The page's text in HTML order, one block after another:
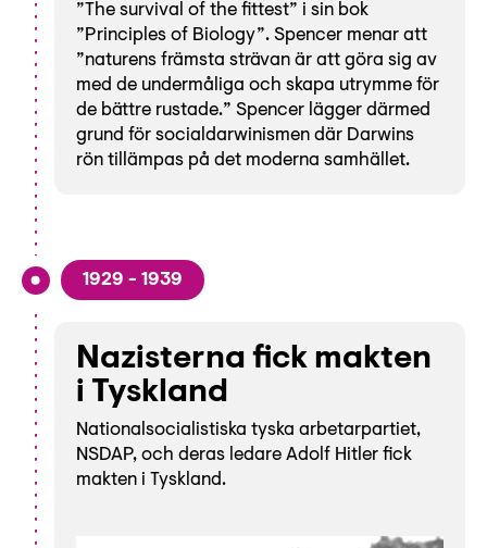
”The survival of the fittest” i sin bok
”Principles of Biology”. Spencer menar att
”naturens främsta strävan är att göra sig av
med de undermåliga och skapa utrymme för
de bättre rustade.” Spencer lägger därmed
grund för socialdarwinismen där Darwins
rön tillämpas på det moderna samhället.
1929 - 1939
Nazisterna fick makten
i Tyskland
Nationalsocialistiska tyska arbetarpartiet,
NSDAP, och deras ledare Adolf Hitler fick
makten i Tyskland.